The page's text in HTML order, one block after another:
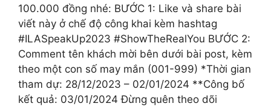
100.000 đồng nhé: BƯỚC 1: Like và share bài
viết này ở chế độ công khai kèm hashtag
#ILASpeakUp2023 #ShowTheRealYou BƯỚC 2:
Comment tên khách mời bên dưới bài post, kèm
theo một con số may mắn (001-999) *Thời gian
tham dự: 28/12/2023 – 02/01/2024 **Công bố
kết quả: 03/01/2024 Đừng quên theo dõi